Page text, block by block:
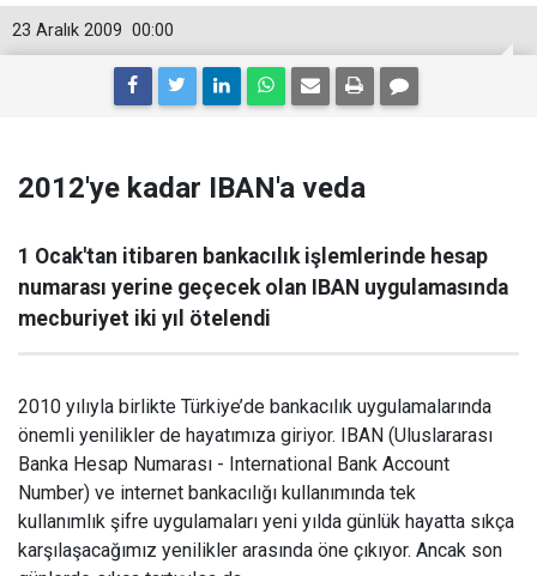
00:00
23 Aralık 2009
2012'ye kadar IBAN'a veda
1 Ocak'tan itibaren bankacılık işlemlerinde hesap
numarası yerine geçecek olan IBAN uygulamasında
mecburiyet iki yıl ötelendi
2010 yılıyla birlikte Türkiye’de bankacılık uygulamalarında
önemli yenilikler de hayatımıza giriyor. IBAN (Uluslararası
Banka Hesap Numarası - International Bank Account
Number) ve internet bankacılığı kullanımında tek
kullanımlık şifre uygulamaları yeni yılda günlük hayatta sıkça
karşılaşacağımız yenilikler arasında öne çıkıyor. Ancak son